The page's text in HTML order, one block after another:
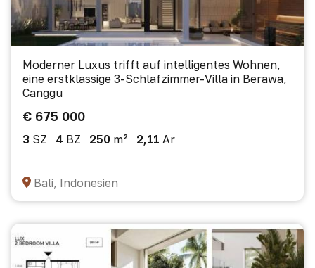
Moderner Luxus trifft auf intelligentes Wohnen,
eine erstklassige 3-Schlafzimmer-Villa in Berawa,
Canggu
€ 675 000
3 SZ 4 BZ 250 m² 2,11 Ar
Bali, Indonesien